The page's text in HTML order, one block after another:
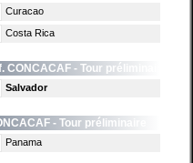
Curacao
Costa Rica
CONCACAF - Tour préliminaire
Salvador
- Tour préliminaire
Panama